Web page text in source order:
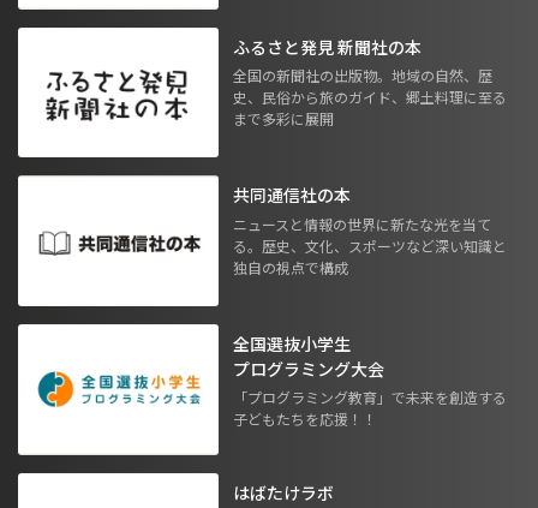
ふるさと発見 新聞社の本
全国の新聞社の出版物。地域の自然、歴
史、民俗から旅のガイド、郷土料理に至る
まで多彩に展開
共同通信社の本
ニュースと情報の世界に新たな光を当て
る。歴史、文化、スポーツなど深い知識と
独自の視点で構成
全国選抜小学生
プログラミング大会
「プログラミング教育」で未来を創造する
子どもたちを応援！！
はばたけラボ